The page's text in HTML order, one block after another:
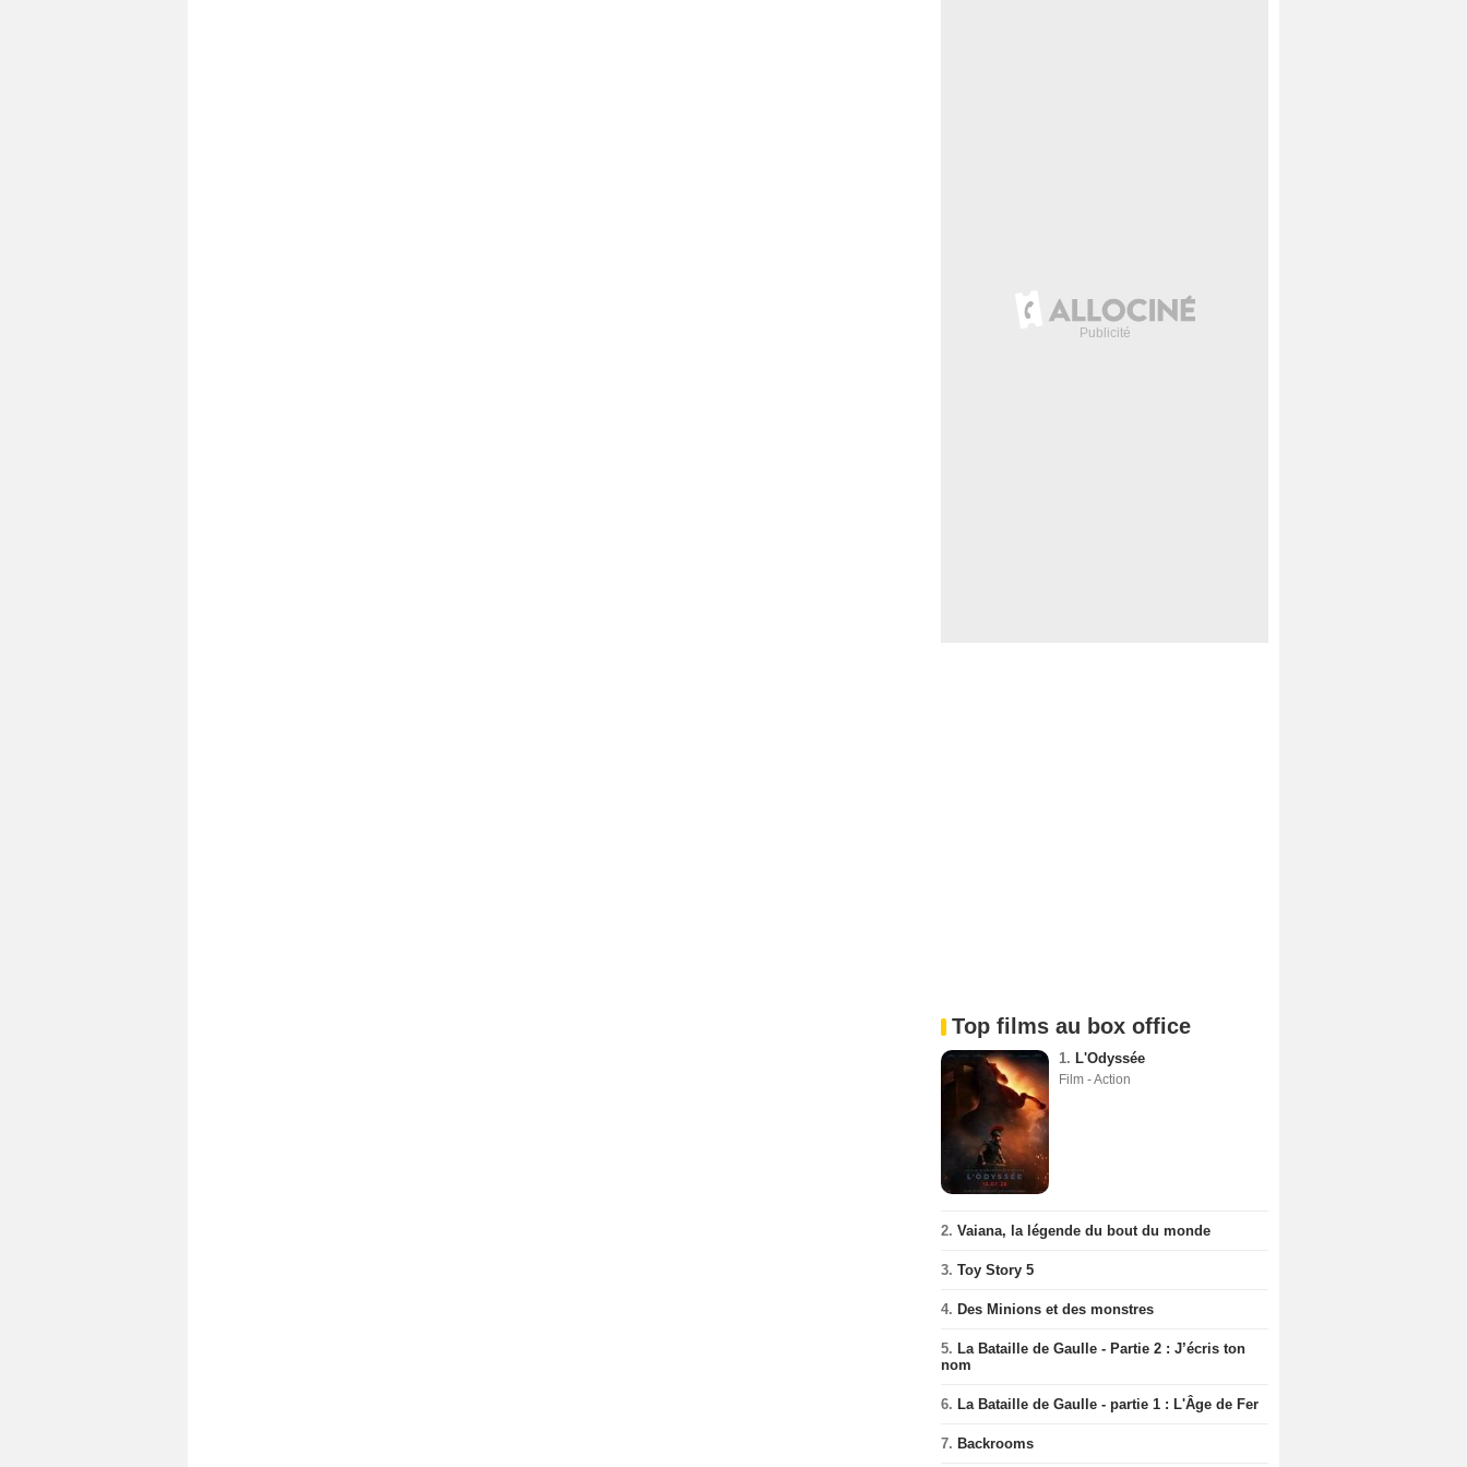
Top films au box office
1. L'Odyssée
Film - Action
2. Vaiana, la légende du bout du monde
3. Toy Story 5
4. Des Minions et des monstres
5. La Bataille de Gaulle - Partie 2 : J’écris ton
nom
6. La Bataille de Gaulle - partie 1 : L'Âge de Fer
7. Backrooms